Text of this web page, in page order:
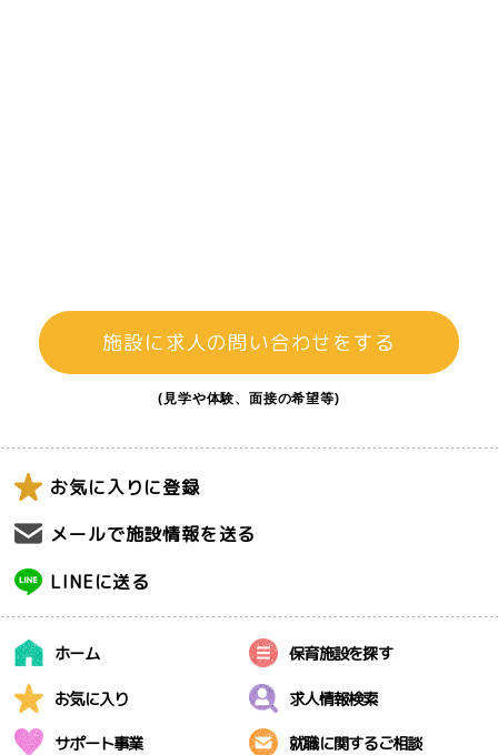
施設に求人の問い合わせをする
(見学や体験、面接の希望等)
お気に入りに登録
メールで施設情報を送る
LINEに送る
ホーム 保育施設を探す
お気に入り 求人情報検索
サポート事業 就職に関するご相談